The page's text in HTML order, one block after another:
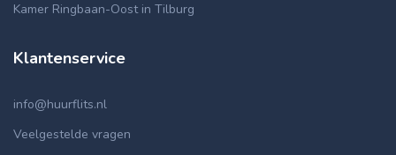
Kamer Ringbaan-Oost in Tilburg
Klantenservice
info@huurflits.nl
Veelgestelde vragen